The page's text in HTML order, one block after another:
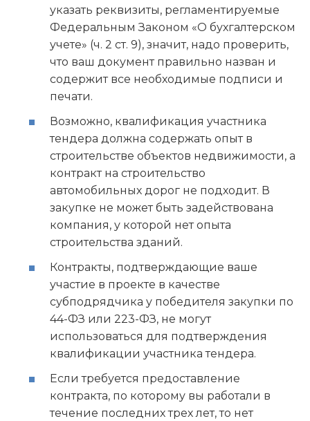
указать реквизиты, регламентируемые
Федеральным Законом «О бухгалтерском
учете» (ч. 2 ст. 9), значит, надо проверить,
что ваш документ правильно назван и
содержит все необходимые подписи и
печати.
Возможно, квалификация участника
тендера должна содержать опыт в
строительстве объектов недвижимости, а
контракт на строительство
автомобильных дорог не подходит. В
закупке не может быть задействована
компания, у которой нет опыта
строительства зданий.
Контракты, подтверждающие ваше
участие в проекте в качестве
субподрядчика у победителя закупки по
44-ФЗ или 223-ФЗ, не могут
использоваться для подтверждения
квалификации участника тендера.
Если требуется предоставление
контракта, по которому вы работали в
течение последних трех лет, то нет